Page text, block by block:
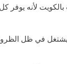
لأنه يوفر كل
في ظل